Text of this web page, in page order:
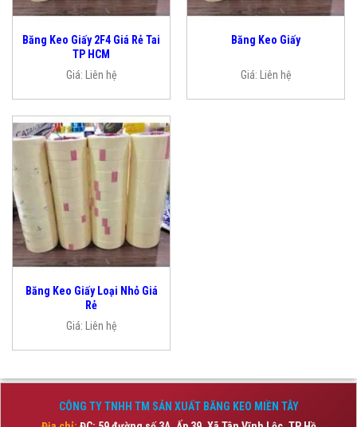
Băng Keo Giấy 2F4 Giá Rẻ Tai
TP HCM
Giá:
Liên hệ
Băng Keo Giấy
Giá: Liên hệ
Băng Keo Giấy Loại Nhỏ Giá
Rẻ
Giá:
Liên hệ
CÔNG TY TNHH TM SẢN XUẤT BĂNG KEO MIỀN TÂY